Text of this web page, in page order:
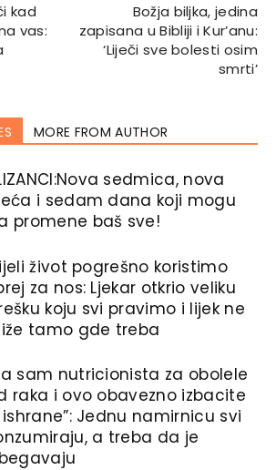
kad
vas:
Božja biljka, jedina
zapisana u Bibliji i Kur’anu:
‘Liječi sve bolesti osim
smrti’
MORE FROM AUTHOR
sedmica, nova
i sedam dana koji mogu
promene baš sve!
život pogrešno koristimo
za nos: Ljekar otkrio veliku
koju svi pravimo i lijek ne
tamo gde treba
sam nutricionista za obolele
raka i ovo obavezno izbacite
ishrane”: Jednu namirnicu svi
a treba da je